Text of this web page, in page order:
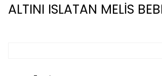
ALTINI ISLATAN MELİS